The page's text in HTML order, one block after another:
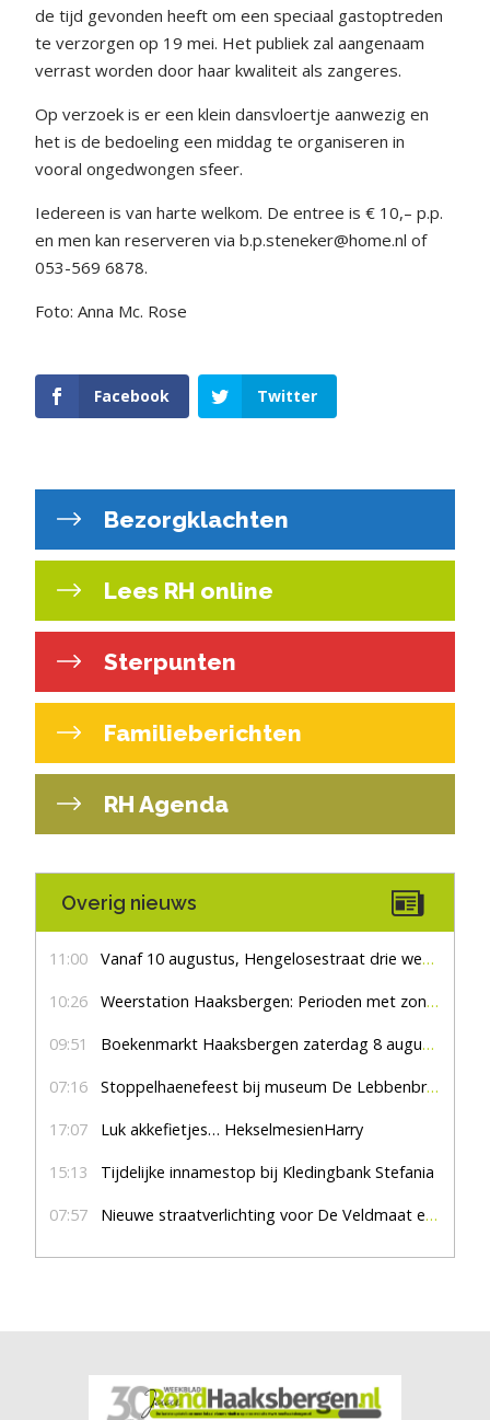
de tijd gevonden heeft om een speciaal gastoptreden
te verzorgen op 19 mei. Het publiek zal aangenaam
verrast worden door haar kwaliteit als zangeres.
Op verzoek is er een klein dansvloertje aanwezig en
het is de bedoeling een middag te organiseren in
vooral ongedwongen sfeer.
Iedereen is van harte welkom. De entree is € 10,– p.p.
en men kan reserveren via b.p.steneker@home.nl of
053-569 6878.
Foto: Anna Mc. Rose
Facebook Twitter
Bezorgklachten
Lees RH online
Sterpunten
Familieberichten
RH Agenda
Overig nieuws
11:00 Vanaf 10 augustus, Hengelosestraat drie weken dicht voor doorgaand verkeer
10:26 Weerstation Haaksbergen: Perioden met zon en droog
09:51 Boekenmarkt Haaksbergen zaterdag 8 augustus, marktplein Haaksbergen
07:16 Stoppelhaenefeest bij museum De Lebbenbrugge
17:07 Luk akkefietjes… HekselmesienHarry
15:13 Tijdelijke innamestop bij Kledingbank Stefania
07:57 Nieuwe straatverlichting voor De Veldmaat en De Pas